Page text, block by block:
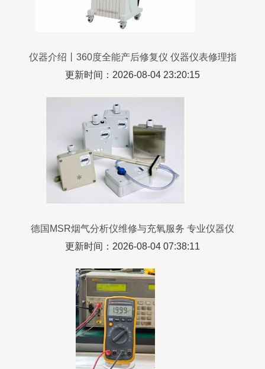
仪器介绍丨360度全能产后修复仪 仪器仪表修理指
南
更新时间：2026-08-04 23:20:15
德国MSR烟气分析仪维修与充氧服务 专业仪器仪
表护理指南
更新时间：2026-08-04 07:38:11